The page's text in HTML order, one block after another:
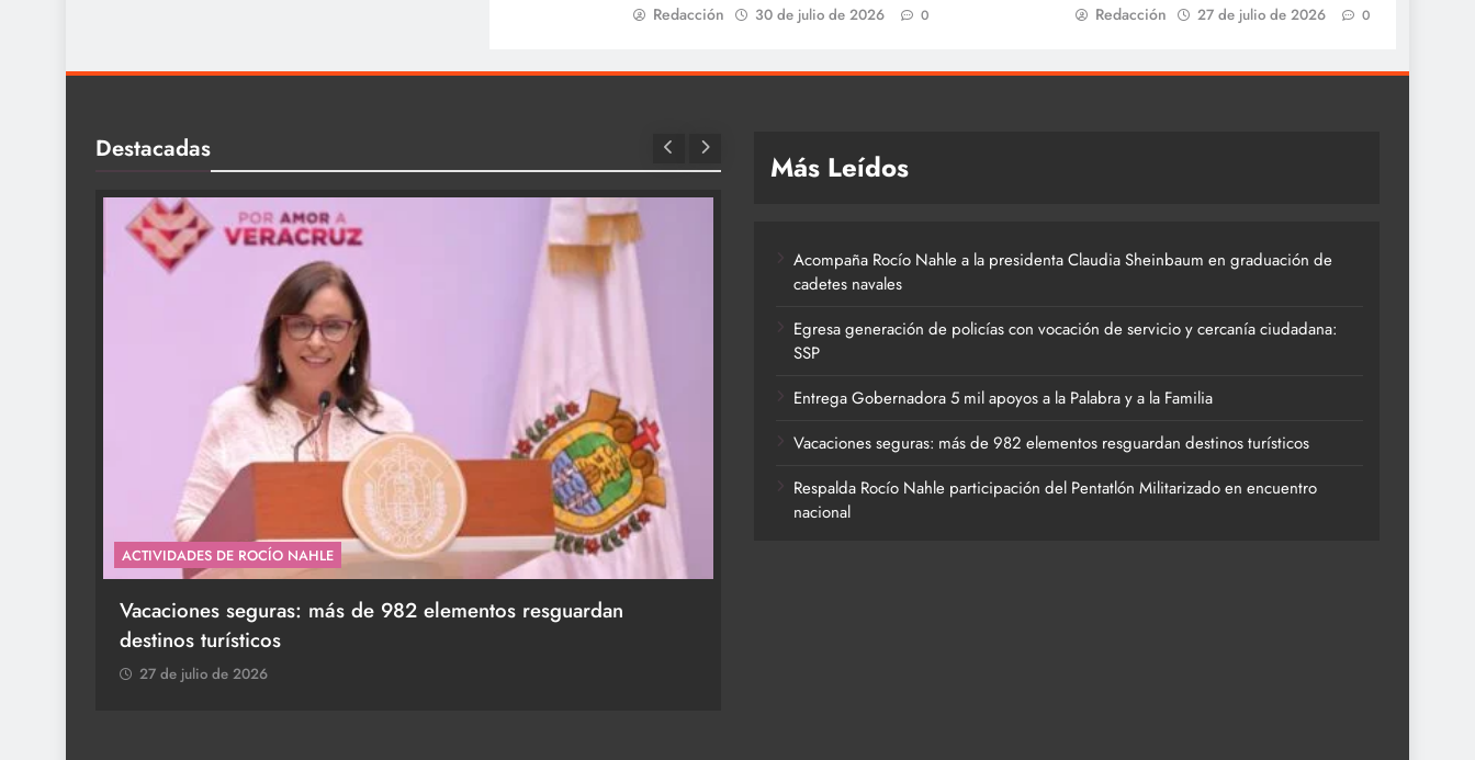
Redacción 30 de julio de 2026 0 Redacción 27 de julio de 2026 0
Destacadas
ACTIVIDADES DE ROCÍO NAHLE
Entrega Gobernadora 5 mil apoyos a la Palabra y a la Familia
27 de julio de 2026
Más Leídos
Acompaña Rocío Nahle a la presidenta Claudia Sheinbaum en graduación de
cadetes navales
Egresa generación de policías con vocación de servicio y cercanía ciudadana:
SSP
Entrega Gobernadora 5 mil apoyos a la Palabra y a la Familia
Vacaciones seguras: más de 982 elementos resguardan destinos turísticos
Respalda Rocío Nahle participación del Pentatlón Militarizado en encuentro
nacional